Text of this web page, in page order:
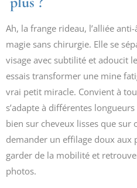
Ah, la frange rideau, l’alliée
magie sans chirurgie. Elle se
visage avec subtilité et adoucit
essais transformer une mine
vrai petit miracle. Convient à
s’adapte à différentes
bien sur cheveux lisses que sur
demander un effilage doux aux
garder de la mobilité et
photos.